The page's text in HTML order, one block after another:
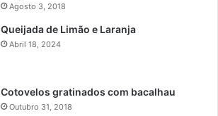
Agosto 3, 2018
Queijada de Limão e Laranja
Abril 18, 2024
Cotovelos gratinados com bacalhau
Outubro 31, 2018